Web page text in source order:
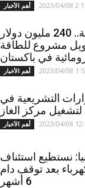
أهم الأخبار 2023/04/08
السعودية.. 240 مليون دولار
مشروع للطاقة
في باكستان
أهم الأخبار 2023/04/08
التشريعية في
لتشغيل مركز الغاز
أهم الأخبار 2023/04/08
نستطيع استئناف
بعد توقف دام
6 أشهر